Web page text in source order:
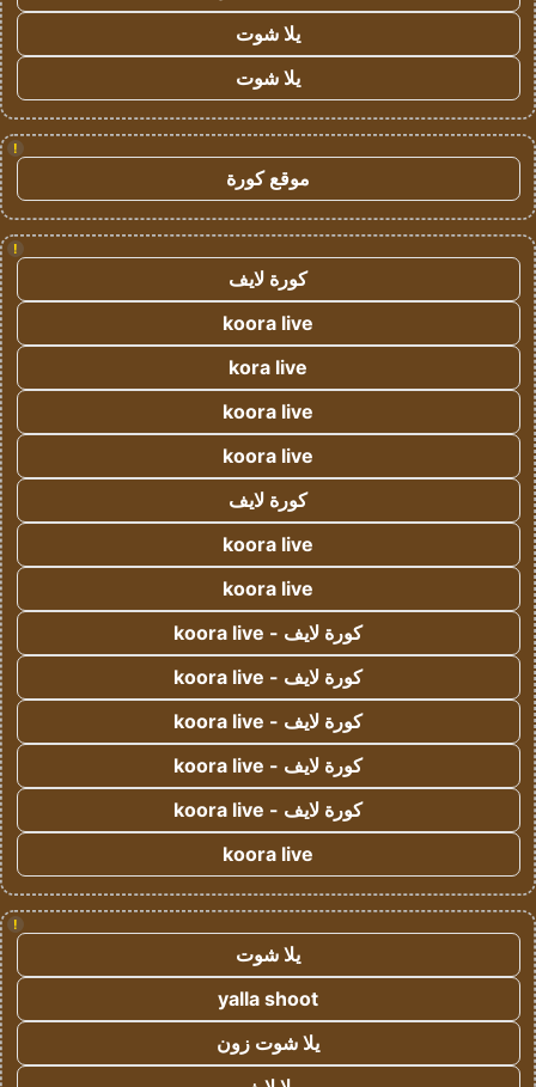
يلا شوت
يلا شوت
!
موقع كورة
!
كورة لايف
koora live
kora live
koora live
koora live
كورة لايف
koora live
koora live
كورة لايف - koora live
كورة لايف - koora live
كورة لايف - koora live
كورة لايف - koora live
كورة لايف - koora live
koora live
!
يلا شوت
yalla shoot
يلا شوت زون